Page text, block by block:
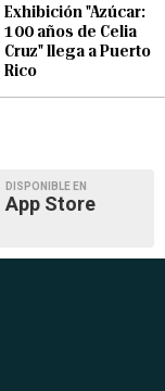
Exhibición "Azúcar:
100 años de Celia
Cruz" llega a Puerto
Rico
DISPONIBLE EN
App Store